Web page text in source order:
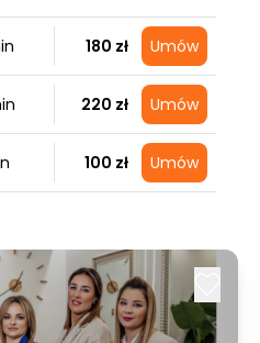
180 zł Umów
220 zł Umów
100 zł Umów